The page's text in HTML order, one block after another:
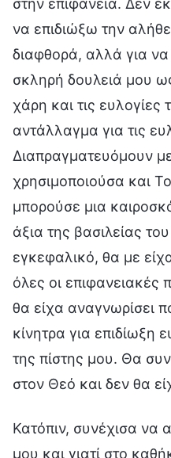
να επιδιώξω την
διαφθορά, αλλά για
σκληρή δουλειά μου
χάρη και τις
αντάλλαγμα για τις
Διαπραγματευόμουν
χρησιμοποιούσα και
μπορούσε μια
άξια της βασιλείας
εγκεφαλικό, θα με
όλες οι επιφανειακές
θα είχα αναγνωρίσει
κίνητρα για επιδίωξη
της πίστης μου. Θα
στον Θεό και δεν θα
Κατόπιν, συνέχισα να
μου και γιατί στο